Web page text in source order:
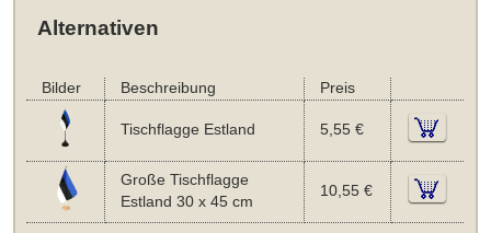
Alternativen
Bilder Beschreibung Preis
Tischflagge Estland 5,55 €
Große Tischflagge
Estland 30 x 45 cm
10,55 €